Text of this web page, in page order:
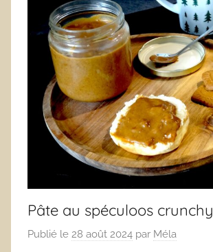
Pâte au spéculoos crunchy
Publié le 28 août 2024 par Méla